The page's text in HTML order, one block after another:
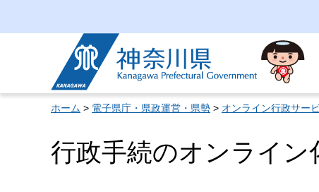
神奈川県
ホーム > 電子県庁・県政運営・県勢 > オンライン行政サー
行政手続のオンライン